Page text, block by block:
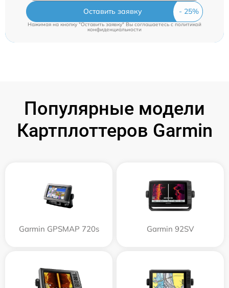
Оставить заявку
Нажимая на кнопку "Оставить заявку" Вы соглашаетесь cполитикой
конфиденциальности
Популярные модели
Картплоттеров Garmin
Garmin GPSMAP 720s Garmin 92SV